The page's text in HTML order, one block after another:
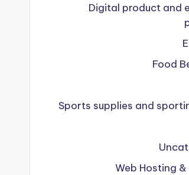
Digital product and
Food
Sports supplies and
Web Hosting